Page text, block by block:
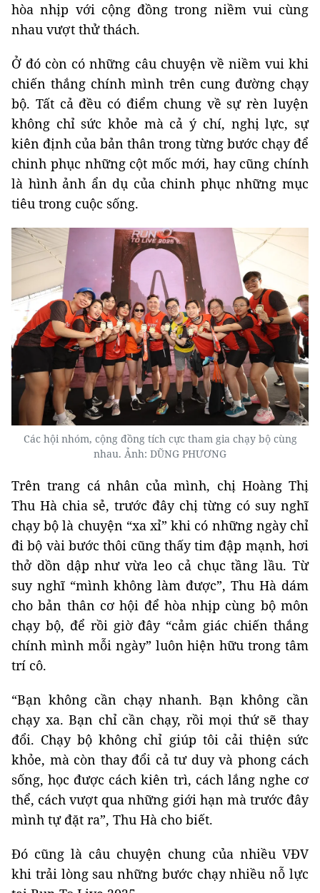
hòa nhịp với cộng đồng trong niềm vui cùng
nhau vượt thử thách.
Ở đó còn có những câu chuyện về niềm vui khi
chiến thắng chính mình trên cung đường chạy
bộ. Tất cả đều có điểm chung về sự rèn luyện
không chỉ sức khỏe mà cả ý chí, nghị lực, sự
kiên định của bản thân trong từng bước chạy để
chinh phục những cột mốc mới, hay cũng chính
là hình ảnh ẩn dụ của chinh phục những mục
tiêu trong cuộc sống.
Các hội nhóm, cộng đồng tích cực tham gia chạy bộ cùng
nhau. Ảnh: DŨNG PHƯƠNG
Trên trang cá nhân của mình, chị Hoàng Thị
Thu Hà chia sẻ, trước đây chị từng có suy nghĩ
chạy bộ là chuyện “xa xỉ” khi có những ngày chỉ
đi bộ vài bước thôi cũng thấy tim đập mạnh, hơi
thở dồn dập như vừa leo cả chục tầng lầu. Từ
suy nghĩ “mình không làm được”, Thu Hà dám
cho bản thân cơ hội để hòa nhịp cùng bộ môn
chạy bộ, để rồi giờ đây “cảm giác chiến thắng
chính mình mỗi ngày” luôn hiện hữu trong tâm
trí cô.
“Bạn không cần chạy nhanh. Bạn không cần
chạy xa. Bạn chỉ cần chạy, rồi mọi thứ sẽ thay
đổi. Chạy bộ không chỉ giúp tôi cải thiện sức
khỏe, mà còn thay đổi cả tư duy và phong cách
sống, học được cách kiên trì, cách lắng nghe cơ
thể, cách vượt qua những giới hạn mà trước đây
mình tự đặt ra”, Thu Hà cho biết.
Đó cũng là câu chuyện chung của nhiều VĐV
khi trải lòng sau những bước chạy nhiều nỗ lực